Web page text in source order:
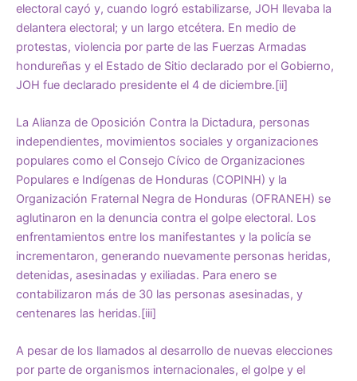
electoral cayó y, cuando logró estabilizarse, JOH llevaba la
delantera electoral; y un largo etcétera. En medio de
protestas, violencia por parte de las Fuerzas Armadas
hondureñas y el Estado de Sitio declarado por el Gobierno,
JOH fue declarado presidente el 4 de diciembre.[ii]
La Alianza de Oposición Contra la Dictadura, personas
independientes, movimientos sociales y organizaciones
populares como el Consejo Cívico de Organizaciones
Populares e Indígenas de Honduras (COPINH) y la
Organización Fraternal Negra de Honduras (OFRANEH) se
aglutinaron en la denuncia contra el golpe electoral. Los
enfrentamientos entre los manifestantes y la policía se
incrementaron, generando nuevamente personas heridas,
detenidas, asesinadas y exiliadas. Para enero se
contabilizaron más de 30 las personas asesinadas, y
centenares las heridas.[iii]
A pesar de los llamados al desarrollo de nuevas elecciones
por parte de organismos internacionales, el golpe y el